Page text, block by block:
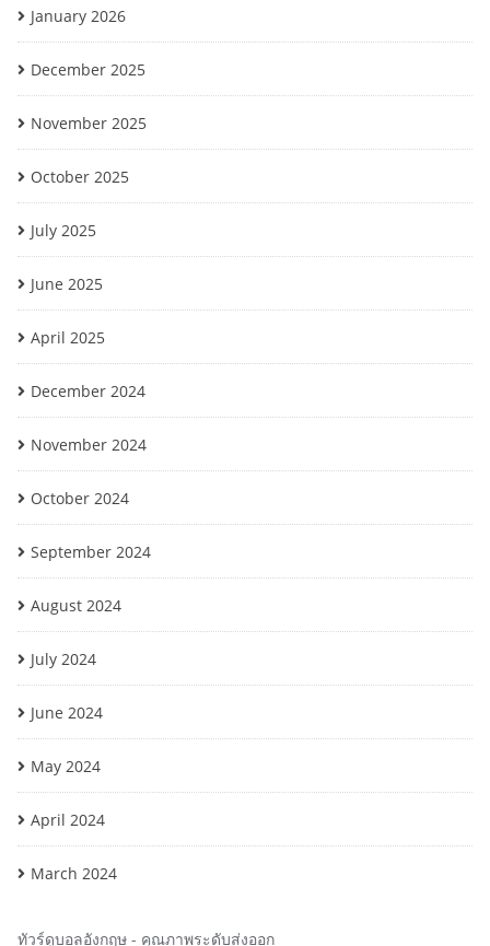
January 2026
December 2025
November 2025
October 2025
July 2025
June 2025
April 2025
December 2024
November 2024
October 2024
September 2024
August 2024
July 2024
June 2024
May 2024
April 2024
March 2024
ทัวร์ดูบอลอังกฤษ - คุณภาพระดับส่งออก